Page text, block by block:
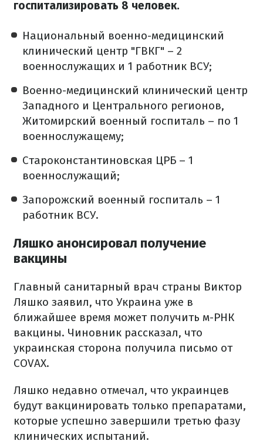
госпитализировать 8 человек.
Национальный военно-медицинский
клинический центр "ГВКГ" – 2
военнослужащих и 1 работник ВСУ;
Военно-медицинский клинический центр
Западного и Центрального регионов,
Житомирский военный госпиталь – по 1
военнослужащему;
Староконстантиновская ЦРБ – 1
военнослужащий;
Запорожский военный госпиталь – 1
работник ВСУ.
Ляшко анонсировал получение
вакцины
Главный санитарный врач страны Виктор
Ляшко заявил, что Украина уже в
ближайшее время может получить м-РНК
вакцины. Чиновник рассказал, что
украинская сторона получила письмо от
COVAX.
Ляшко недавно отмечал, что украинцев
будут вакцинировать только препаратами,
которые успешно завершили третью фазу
клинических испытаний.